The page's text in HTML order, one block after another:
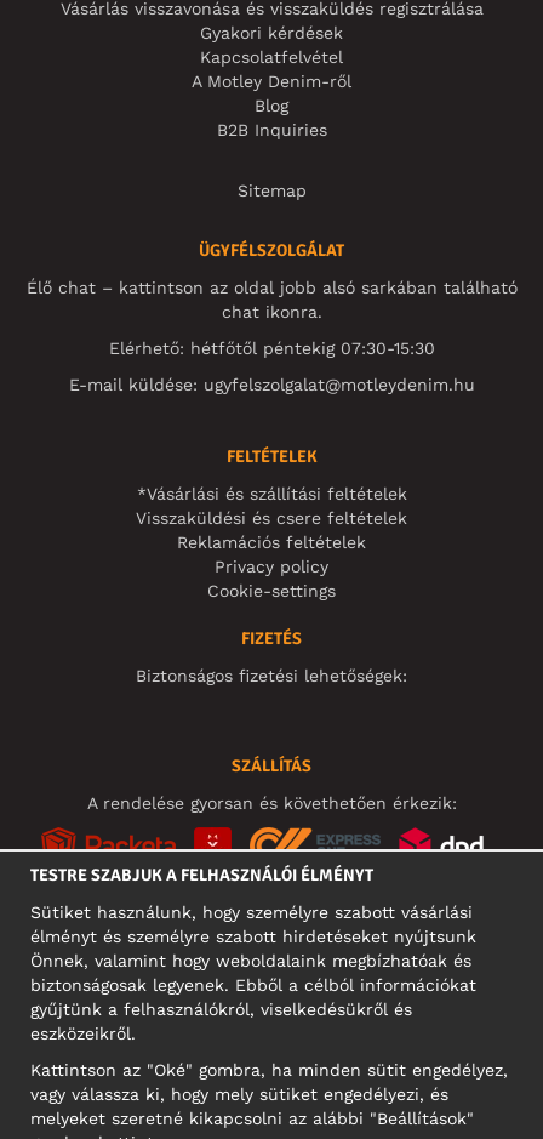
Vásárlás visszavonása és visszaküldés regisztrálása
Gyakori kérdések
Kapcsolatfelvétel
A Motley Denim-ről
Blog
B2B Inquiries
Sitemap
ÜGYFÉLSZOLGÁLAT
Élő chat – kattintson az oldal jobb alsó sarkában található
chat ikonra.
Elérhető: hétfőtől péntekig 07:30-15:30
E-mail küldése: ugyfelszolgalat@motleydenim.hu
FELTÉTELEK
*Vásárlási és szállítási feltételek
Visszaküldési és csere feltételek
Reklamációs feltételek
Privacy policy
Cookie-settings
FIZETÉS
Biztonságos fizetési lehetőségek:
SZÁLLÍTÁS
A rendelése gyorsan és követhetően érkezik:
KÖZÖSSÉGI MÉDIA
Motley Denim Europe OÜ
Narva mnt 5, EE-10117 Tallinn
Reg: 12356245
TESTRE SZABJUK A FELHASZNÁLÓI ÉLMÉNYT
Sütiket használunk, hogy személyre szabott vásárlási
élményt és személyre szabott hirdetéseket nyújtsunk
Önnek, valamint hogy weboldalaink megbízhatóak és
biztonságosak legyenek. Ebből a célból információkat
gyűjtünk a felhasználókról, viselkedésükről és
eszközeikről.
Kattintson az "Oké" gombra, ha minden sütit engedélyez,
vagy válassza ki, hogy mely sütiket engedélyezi, és
melyeket szeretné kikapcsolni az alábbi "Beállítások"